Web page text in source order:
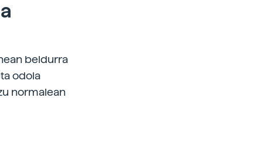
beldurra
odola
normalean